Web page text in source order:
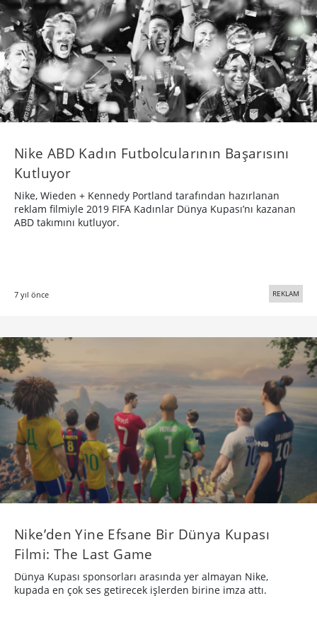
Nike ABD Kadın Futbolcularının Başarısını
Kutluyor
Nike, Wieden + Kennedy Portland tarafından hazırlanan
reklam filmiyle 2019 FIFA Kadınlar Dünya Kupası’nı kazanan
ABD takımını kutluyor.
7 yıl önce REKLAM
Nike’den Yine Efsane Bir Dünya Kupası
Filmi: The Last Game
Dünya Kupası sponsorları arasında yer almayan Nike,
kupada en çok ses getirecek işlerden birine imza attı.